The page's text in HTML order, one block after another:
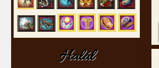
Halál